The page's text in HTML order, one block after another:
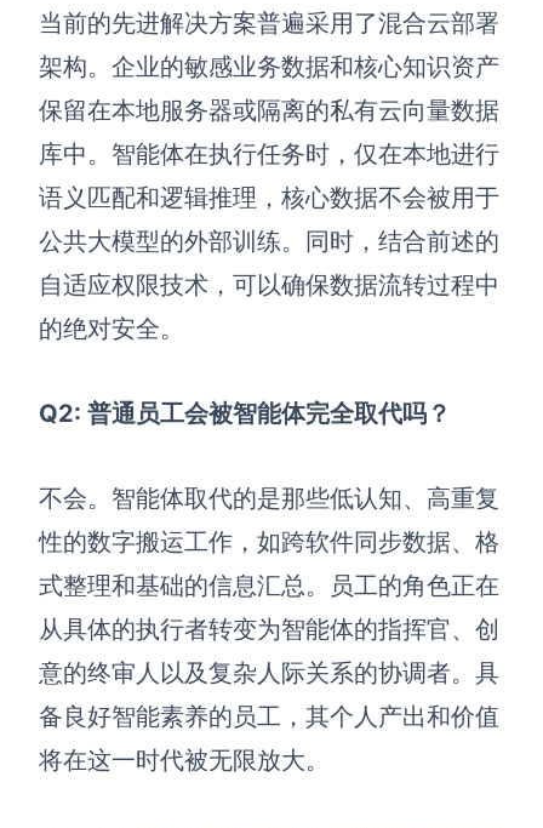
当前的先进解决方案普遍采用了混合云部署
架构。企业的敏感业务数据和核心知识资产
保留在本地服务器或隔离的私有云向量数据
库中。智能体在执行任务时，仅在本地进行
语义匹配和逻辑推理，核心数据不会被用于
公共大模型的外部训练。同时，结合前述的
自适应权限技术，可以确保数据流转过程中
的绝对安全。
Q2: 普通员工会被智能体完全取代吗？
不会。智能体取代的是那些低认知、高重复
性的数字搬运工作，如跨软件同步数据、格
式整理和基础的信息汇总。员工的角色正在
从具体的执行者转变为智能体的指挥官、创
意的终审人以及复杂人际关系的协调者。具
备良好智能素养的员工，其个人产出和价值
将在这一时代被无限放大。